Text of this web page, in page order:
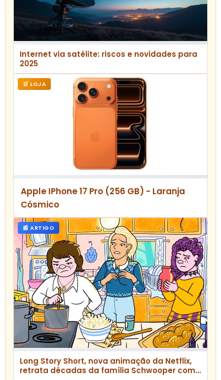
Internet via satélite: riscos e novidades para
2025
🛒 LOJA
Apple IPhone 17 Pro (256 GB) - Laranja
Cósmico
📰 ARTIGO
Long Story Short, nova animação da Netflix,
retrata décadas da família Schwooper com